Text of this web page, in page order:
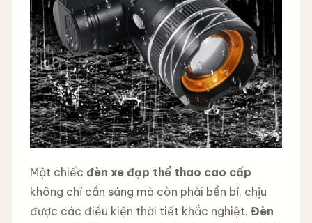
Một chiếc đèn xe đạp thể thao cao cấp
không chỉ cần sáng mà còn phải bền bỉ, chịu
được các điều kiện thời tiết khắc nghiệt. Đèn